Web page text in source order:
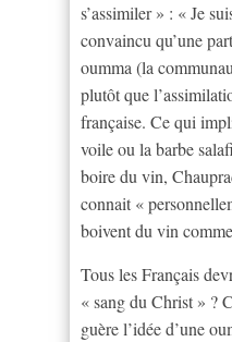
s’assimiler » : « Je
convaincu qu’une
oumma (la
plutôt que
française. Ce qui
voile ou la barbe
boire du vin,
connait «
boivent du vin
Tous les Français
« sang du Christ » ?
guère l’idée d’une